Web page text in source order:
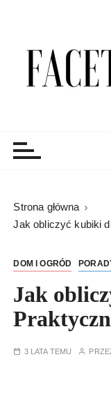
Strona główna
Jak obliczyć kubiki
DOM I OGRÓD
Jak
3 LATA TEMU